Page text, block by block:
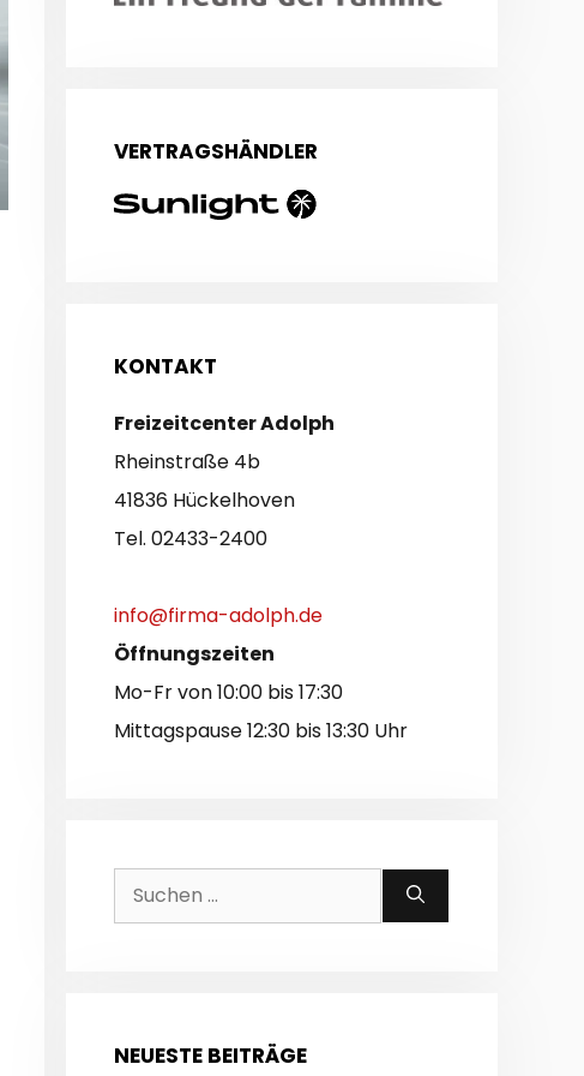
VERTRAGSHÄNDLER
KONTAKT
Freizeitcenter Adolph
Rheinstraße 4b
41836 Hückelhoven
Tel. 02433-2400
info@firma-adolph.de
Öffnungszeiten
Mo-Fr von 10:00 bis 17:30
Mittagspause 12:30 bis 13:30 Uhr
Suchen
nach:
NEUESTE BEITRÄGE